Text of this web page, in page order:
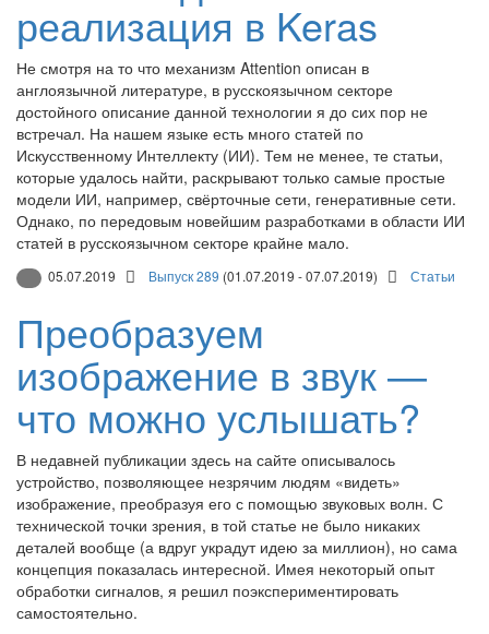
реализация в Keras
Не смотря на то что механизм Attention описан в
англоязычной литературе, в русскоязычном секторе
достойного описание данной технологии я до сих пор не
встречал. На нашем языке есть много статей по
Искусственному Интеллекту (ИИ). Тем не менее, те статьи,
которые удалось найти, раскрывают только самые простые
модели ИИ, например, свёрточные сети, генеративные сети.
Однако, по передовым новейшим разработками в области ИИ
статей в русскоязычном секторе крайне мало.
05.07.2019 Выпуск 289 (01.07.2019 - 07.07.2019) Статьи
Преобразуем
изображение в звук —
что можно услышать?
В недавней публикации здесь на сайте описывалось
устройство, позволяющее незрячим людям «видеть»
изображение, преобразуя его с помощью звуковых волн. С
технической точки зрения, в той статье не было никаких
деталей вообще (а вдруг украдут идею за миллион), но сама
концепция показалась интересной. Имея некоторый опыт
обработки сигналов, я решил поэкспериментировать
самостоятельно.